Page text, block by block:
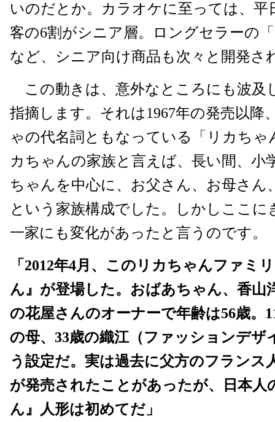
いのだとか。カラオケに至っては、平
客の6割がシニア層。ロングセラーの
など、シニア向け商品も次々と開発さ
この動きは、意外なところにも波及
指摘します。それは1967年の発売以降
ゃの代名詞ともなっている「リカちゃ
カちゃんの家族と言えば、長い間、小
ちゃんを中心に、お父さん、お母さん
という家族構成でした。しかしここに
一家にも変化があったと言うのです。
「2012年4月、このリカちゃんファミ
ん』が登場した。おばあちゃん、香山
の花屋さんのオーナーで年齢は56歳。
の母、33歳の織江（ファッションデザ
う設定だ。実は過去に父方のフランス
が発売されたことがあったが、日本人
ん』人形は初めてだ」